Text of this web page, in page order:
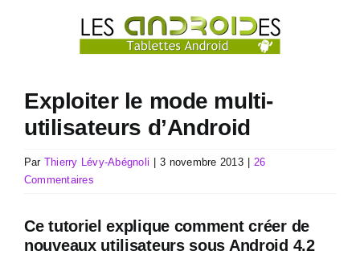
Exploiter le mode multi-
utilisateurs d’Android
Par Thierry Lévy-Abégnoli 3 novembre 2013
26
Commentaires
Ce tutoriel explique comment créer de
nouveaux utilisateurs sous Android 4.2